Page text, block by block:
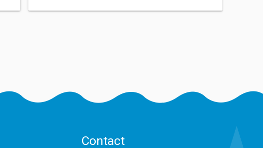
Contact